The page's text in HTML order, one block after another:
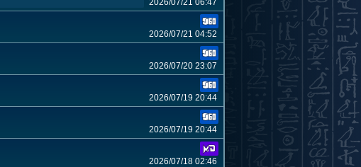
2026/07/21 06:47
2026/07/21 04:52
2026/07/20 23:07
2026/07/19 20:44
2026/07/19 20:44
2026/07/18 02:46